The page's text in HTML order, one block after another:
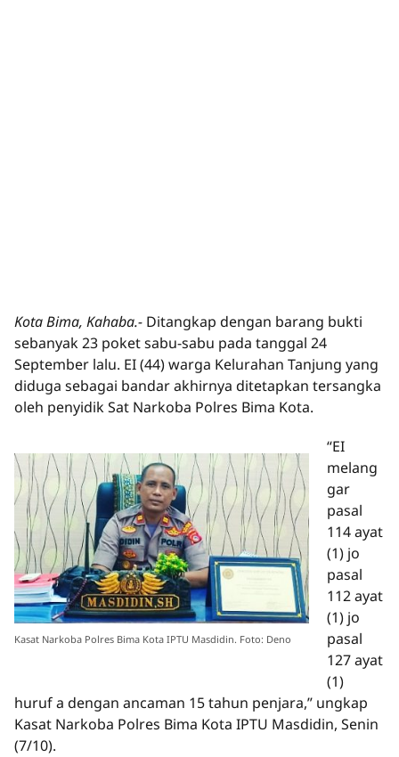
Kota Bima, Kahaba.- Ditangkap dengan barang bukti
sebanyak 23 poket sabu-sabu pada tanggal 24
September lalu. EI (44) warga Kelurahan Tanjung yang
diduga sebagai bandar akhirnya ditetapkan tersangka
oleh penyidik Sat Narkoba Polres Bima Kota.
Kasat Narkoba Polres Bima Kota IPTU Masdidin. Foto: Deno
“EI
melang
gar
pasal
114 ayat
(1) jo
pasal
112 ayat
(1) jo
pasal
127 ayat
(1)
huruf a dengan ancaman 15 tahun penjara,” ungkap
Kasat Narkoba Polres Bima Kota IPTU Masdidin, Senin
(7/10).